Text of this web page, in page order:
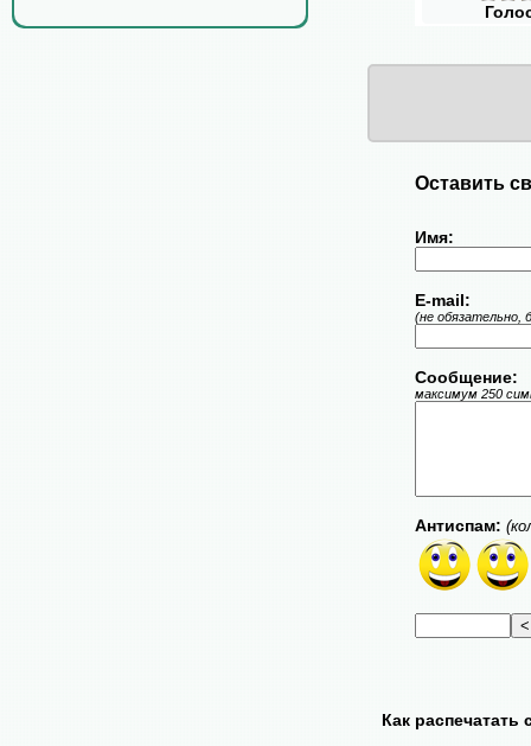
Оставить
Имя:
E-mail:
(не обязательно,
Сообщение:
максимум 250
Антиспам:
Как